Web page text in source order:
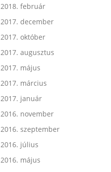
2018. február
2017. december
2017. október
2017. augusztus
2017. május
2017. március
2017. január
2016. november
2016. szeptember
2016. július
2016. május